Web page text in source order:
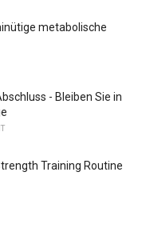
metabolische
- Bleiben Sie in
Training Routine